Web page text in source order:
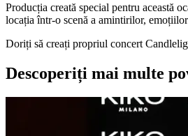
Producția creată special pentru această
locația într-o scenă a amintirilor,
Doriți să creați propriul concert
Descoperiți mai multe